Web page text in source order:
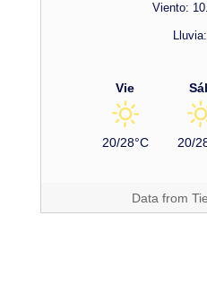
Viento:
Vie
20/28°C 20/
Data from